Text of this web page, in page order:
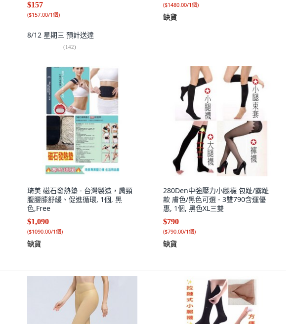
$157
($157.00/1個)
8/12 星期三 預計送達
(142)
($1480.00/1個)
缺貨
琦美 磁石發熱墊 - 台灣製造，肩頸
腹腰膝舒緩、促進循環, 1個, 黑
色,Free
$1,090
($1090.00/1個)
缺貨
280Den中強壓力小腿襪 包趾/露趾
款 膚色/黑色可選 - 3雙790含運優
惠, 1個, 黑色XL三雙
$790
($790.00/1個)
缺貨